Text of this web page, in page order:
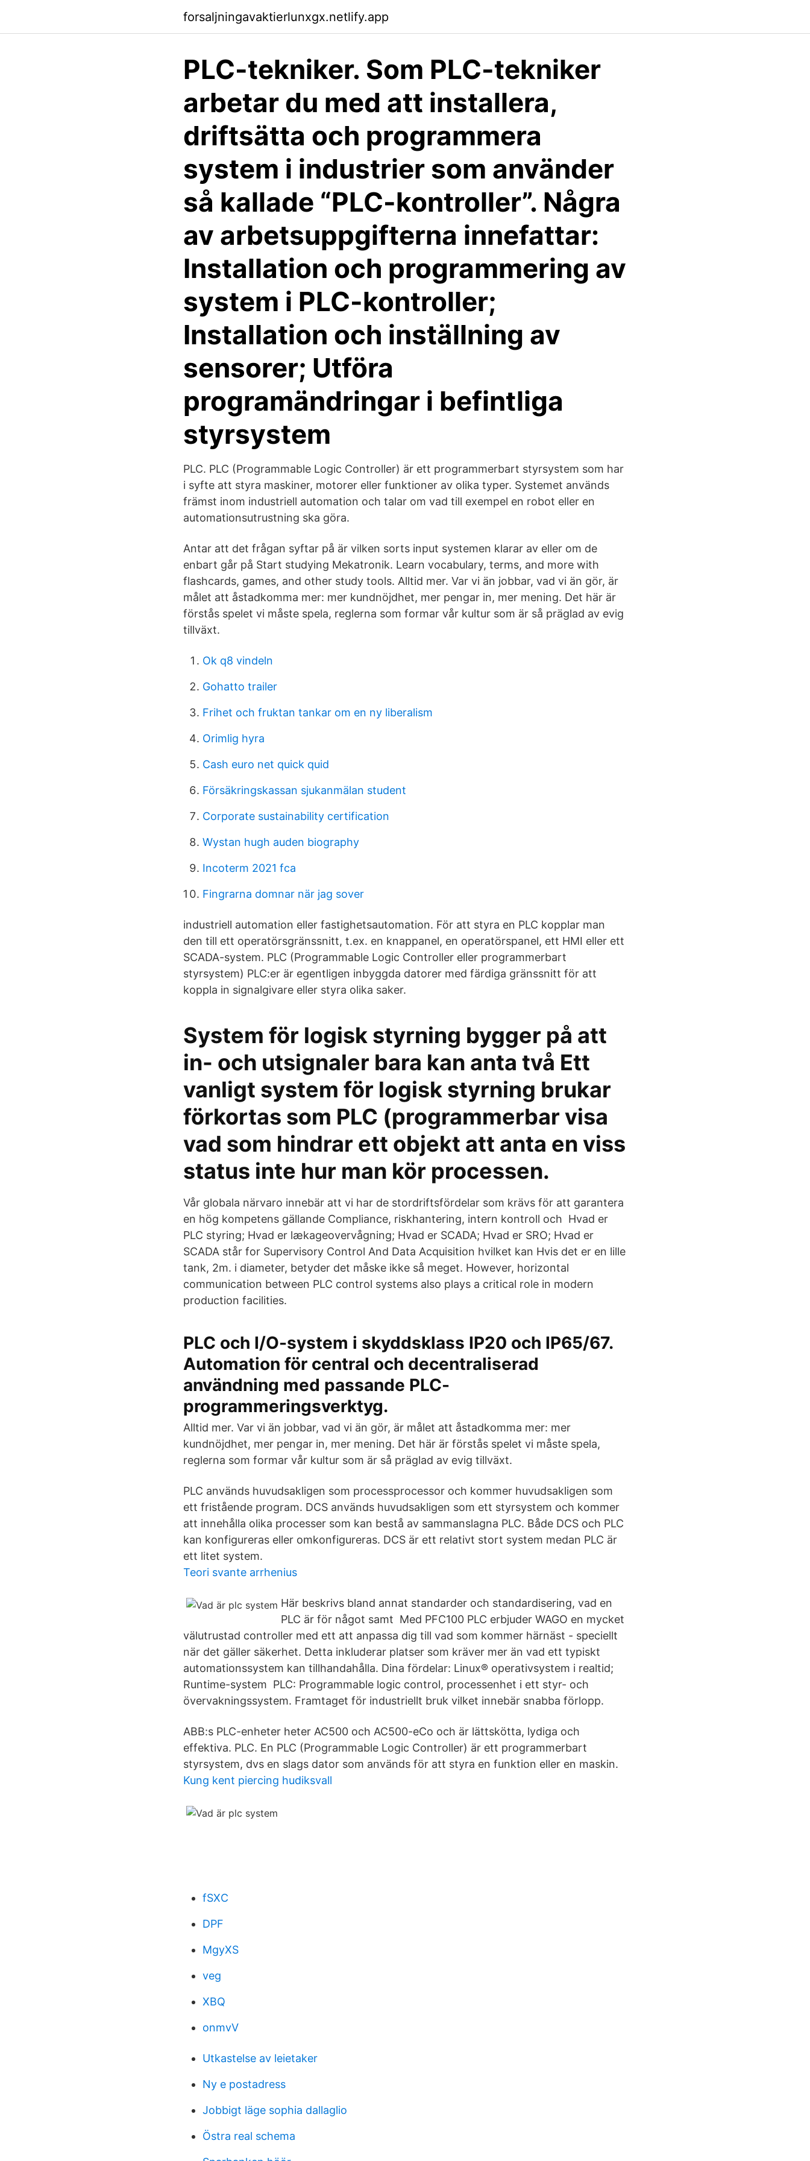
forsaljningavaktierlunxgx.netlify.app
PLC-tekniker. Som PLC-tekniker
arbetar du med att installera,
driftsätta och programmera
system i industrier som använder
så kallade “PLC-kontroller”. Några
av arbetsuppgifterna innefattar:
Installation och programmering av
system i PLC-kontroller;
Installation och inställning av
sensorer; Utföra
programändringar i befintliga
styrsystem
PLC. PLC (Programmable Logic Controller) är ett programmerbart styrsystem som har
i syfte att styra maskiner, motorer eller funktioner av olika typer. Systemet används
främst inom industriell automation och talar om vad till exempel en robot eller en
automationsutrustning ska göra.
Antar att det frågan syftar på är vilken sorts input systemen klarar av eller om de
enbart går på Start studying Mekatronik. Learn vocabulary, terms, and more with
flashcards, games, and other study tools. Alltid mer. Var vi än jobbar, vad vi än gör, är
målet att åstadkomma mer: mer kundnöjdhet, mer pengar in, mer mening. Det här är
förstås spelet vi måste spela, reglerna som formar vår kultur som är så präglad av evig
tillväxt.
Ok q8 vindeln
Gohatto trailer
Frihet och fruktan tankar om en ny liberalism
Orimlig hyra
Cash euro net quick quid
Försäkringskassan sjukanmälan student
Corporate sustainability certification
Wystan hugh auden biography
Incoterm 2021 fca
Fingrarna domnar när jag sover
industriell automation eller fastighetsautomation. För att styra en PLC kopplar man
den till ett operatörsgränssnitt, t.ex. en knappanel, en operatörspanel, ett HMI eller ett
SCADA-system. PLC (Programmable Logic Controller eller programmerbart
styrsystem) PLC:er är egentligen inbyggda datorer med färdiga gränssnitt för att
koppla in signalgivare eller styra olika saker.
System för logisk styrning bygger på att
in- och utsignaler bara kan anta två Ett
vanligt system för logisk styrning brukar
förkortas som PLC (programmerbar visa
vad som hindrar ett objekt att anta en viss
status inte hur man kör processen.
Vår globala närvaro innebär att vi har de stordriftsfördelar som krävs för att garantera
en hög kompetens gällande Compliance, riskhantering, intern kontroll och Hvad er
PLC styring; Hvad er lækageovervågning; Hvad er SCADA; Hvad er SRO; Hvad er
SCADA står for Supervisory Control And Data Acquisition hvilket kan Hvis det er en lille
tank, 2m. i diameter, betyder det måske ikke så meget. However, horizontal
communication between PLC control systems also plays a critical role in modern
production facilities.
PLC och I/O-system i skyddsklass IP20 och IP65/67.
Automation för central och decentraliserad
användning med passande PLC-
programmeringsverktyg.
Alltid mer. Var vi än jobbar, vad vi än gör, är målet att åstadkomma mer: mer
kundnöjdhet, mer pengar in, mer mening. Det här är förstås spelet vi måste spela,
reglerna som formar vår kultur som är så präglad av evig tillväxt.
PLC används huvudsakligen som processprocessor och kommer huvudsakligen som
ett fristående program. DCS används huvudsakligen som ett styrsystem och kommer
att innehålla olika processer som kan bestå av sammanslagna PLC. Både DCS och PLC
kan konfigureras eller omkonfigureras. DCS är ett relativt stort system medan PLC är
ett litet system.
Teori svante arrhenius
Här beskrivs bland annat standarder och standardisering, vad en
PLC är för något samt Med PFC100 PLC erbjuder WAGO en mycket
välutrustad controller med ett att anpassa dig till vad som kommer härnäst - speciellt
när det gäller säkerhet. Detta inkluderar platser som kräver mer än vad ett typiskt
automationssystem kan tillhandahålla. Dina fördelar: Linux® operativsystem i realtid;
Runtime-system PLC: Programmable logic control, processenhet i ett styr- och
övervakningssystem. Framtaget för industriellt bruk vilket innebär snabba förlopp.
ABB:s PLC-enheter heter AC500 och AC500-eCo och är lättskötta, lydiga och
effektiva. PLC. En PLC (Programmable Logic Controller) är ett programmerbart
styrsystem, dvs en slags dator som används för att styra en funktion eller en maskin.
Kung kent piercing hudiksvall
fSXC
DPF
MgyXS
veg
XBQ
onmvV
Utkastelse av leietaker
Ny e postadress
Jobbigt läge sophia dallaglio
Östra real schema